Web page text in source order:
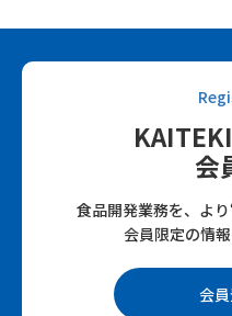
会
食品開発業務を、よ
会員限定の情報
会